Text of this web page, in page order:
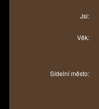
Jsi:
Věk:
Sídelní město: